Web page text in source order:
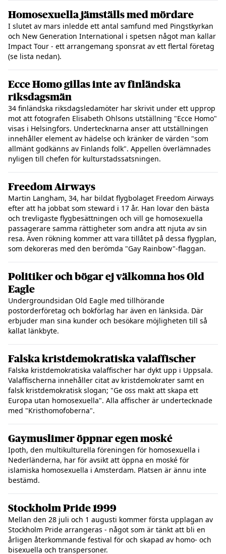
Homosexuella jämställs med mördare
I slutet av mars inledde ett antal samfund med Pingstkyrkan
och New Generation International i spetsen något man kallar
Impact Tour - ett arrangemang sponsrat av ett flertal företag
(se lista nedan).
Ecce Homo gillas inte av finländska
riksdagsmän
34 finländska riksdagsledamöter har skrivit under ett upprop
mot att fotografen Elisabeth Ohlsons utställning "Ecce Homo"
visas i Helsingfors. Undertecknarna anser att utställningen
innehåller element av hädelse och kränker de värden "som
allmänt godkänns av Finlands folk". Appellen överlämnades
nyligen till chefen för kulturstadssatsningen.
Freedom Airways
Martin Langham, 34, har bildat flygbolaget Freedom Airways
efter att ha jobbat som steward i 17 år. Han lovar den bästa
och trevligaste flygbesättningen och vill ge homosexuella
passagerare samma rättigheter som andra att njuta av sin
resa. Även rökning kommer att vara tillåtet på dessa flygplan,
som dekoreras med den berömda "Gay Rainbow"-flaggan.
Politiker och bögar ej välkomna hos Old
Eagle
Undergroundsidan Old Eagle med tillhörande
postorderföretag och bokförlag har även en länksida. Där
erbjuder man sina kunder och besökare möjligheten till så
kallat länkbyte.
Falska kristdemokratiska valaffischer
Falska kristdemokratiska valaffischer har dykt upp i Uppsala.
Valaffischerna innehåller citat av kristdemokrater samt en
falsk kristdemokratisk slogan; "Ge oss makt att skapa ett
Europa utan homosexuella". Alla affischer är undertecknade
med "Kristhomofoberna".
Gaymuslimer öppnar egen moské
Ipoth, den multikulturella föreningen för homosexuella i
Nederländerna, har för avsikt att öppna en moské för
islamiska homosexuella i Amsterdam. Platsen är ännu inte
bestämd.
Stockholm Pride 1999
Mellan den 28 juli och 1 augusti kommer första upplagan av
Stockholm Pride arrangeras - något som är tänkt att bli en
årligen återkommande festival för och skapad av homo- och
bisexuella och transpersoner.